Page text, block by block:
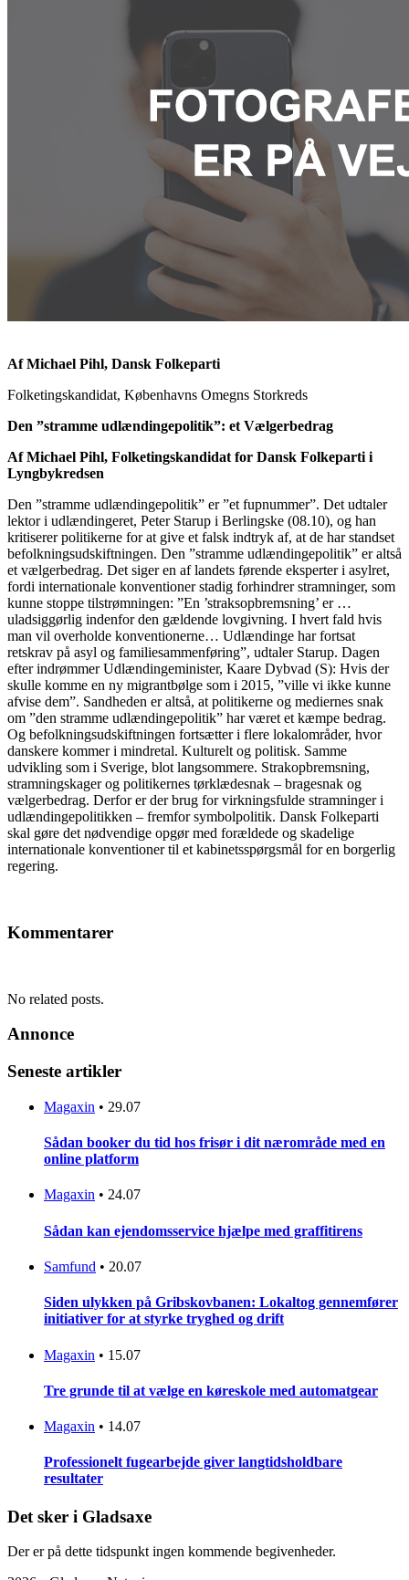
Af Michael Pihl, Dansk Folkeparti
Folketingskandidat, Københavns Omegns Storkreds
Den ”stramme udlændingepolitik”: et Vælgerbedrag
Af Michael Pihl, Folketingskandidat for Dansk Folkeparti i
Lyngbykredsen
Den ”stramme udlændingepolitik” er ”et fupnummer”. Det udtaler
lektor i udlændingeret, Peter Starup i Berlingske (08.10), og han
kritiserer politikerne for at give et falsk indtryk af, at de har standset
befolkningsudskiftningen. Den ”stramme udlændingepolitik” er altså
et vælgerbedrag. Det siger en af landets førende eksperter i asylret,
fordi internationale konventioner stadig forhindrer stramninger, som
kunne stoppe tilstrømningen: ”En ’straksopbremsning’ er …
uladsiggørlig indenfor den gældende lovgivning. I hvert fald hvis
man vil overholde konventionerne… Udlændinge har fortsat
retskrav på asyl og familiesammenføring”, udtaler Starup. Dagen
efter indrømmer Udlændingeminister, Kaare Dybvad (S): Hvis der
skulle komme en ny migrantbølge som i 2015, ”ville vi ikke kunne
afvise dem”. Sandheden er altså, at politikerne og mediernes snak
om ”den stramme udlændingepolitik” har været et kæmpe bedrag.
Og befolkningsudskiftningen fortsætter i flere lokalområder, hvor
danskere kommer i mindretal. Kulturelt og politisk. Samme
udvikling som i Sverige, blot langsommere. Strakopbremsning,
stramningskager og politikernes tørklædesnak – bragesnak og
vælgerbedrag. Derfor er der brug for virkningsfulde stramninger i
udlændingepolitikken – fremfor symbolpolitik. Dansk Folkeparti
skal gøre det nødvendige opgør med forældede og skadelige
internationale konventioner til et kabinetsspørgsmål for en borgerlig
regering.
Kommentarer
No related posts.
Annonce
Seneste artikler
Magaxin • 29.07
Sådan booker du tid hos frisør i dit nærområde med en
online platform
Magaxin • 24.07
Sådan kan ejendomsservice hjælpe med graffitirens
Samfund • 20.07
Siden ulykken på Gribskovbanen: Lokaltog gennemfører
initiativer for at styrke tryghed og drift
Magaxin • 15.07
Tre grunde til at vælge en køreskole med automatgear
Magaxin • 14.07
Professionelt fugearbejde giver langtidsholdbare
resultater
Det sker i Gladsaxe
Der er på dette tidspunkt ingen kommende begivenheder.